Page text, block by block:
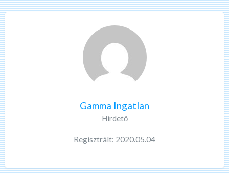
Gamma Ingatlan
Hirdető
Regisztrált: 2020.05.04